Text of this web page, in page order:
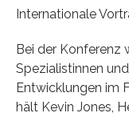
Internationale
Bei der Konferenz
Spezialistinnen
Entwicklungen im
hält Kevin Jones,